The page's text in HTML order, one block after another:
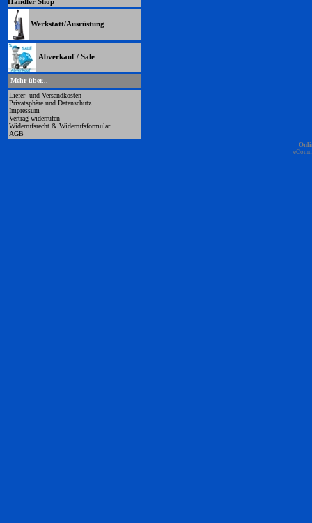
Werkstatt/Ausrüstung
Abverkauf / Sale
Mehr über...
Liefer- und Versandkosten
Privatsphäre und Datenschutz
Impressum
Vertrag widerrufen
Widerrufsrecht & Widerrufsformular
AGB